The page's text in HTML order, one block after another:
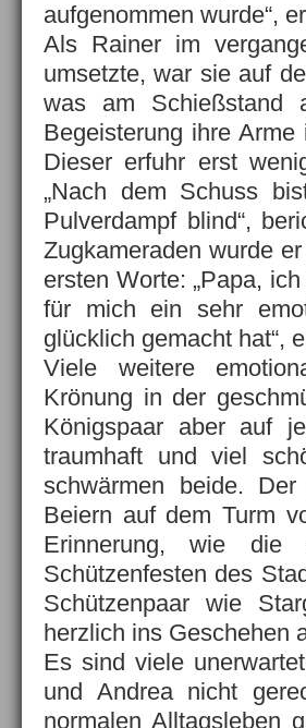
aufgenommen wurde“,
Als Rainer im
umsetzte, war sie auf
was am
Begeisterung ihre
Dieser erfuhr erst
„Nach dem Schuss
Pulverdampf blind“,
Zugkameraden wurde
ersten Worte: „Papa,
für mich ein sehr
glücklich gemacht hat“,
Viele weitere
Krönung in der
Königspaar aber auf
traumhaft und viel
schwärmen beide.
Beiern auf dem Turm
Erinnerung, wie die
Schützenfesten des
Schützenpaar wie
herzlich ins Geschehen
Es sind viele
und Andrea nicht
normalen Alltagsleben